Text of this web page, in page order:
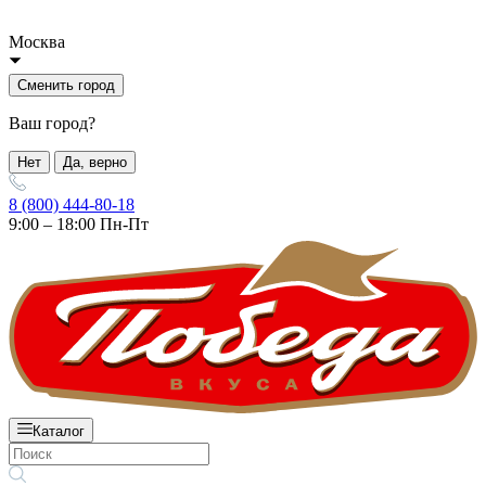
Москва
Сменить город
Ваш город?
Нет Да, верно
8 (800) 444-80-18
9:00 – 18:00 Пн-Пт
Каталог